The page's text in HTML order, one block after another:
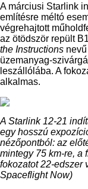
A márciusi Starlink
említésre méltó
végrehajtott
az ötödször repült
the Instructions
üzemanyag-
leszállólába. A
alkalmas.
A Starlink 12-21
egy hosszú
nézőpontból: az
mintegy 75 km-re, a
fokozatot 22-edszer
Spaceflight Now)